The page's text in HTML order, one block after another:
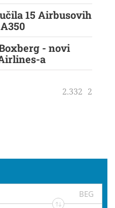
15 Airbusovih
- novi
a
2.332 2
BEG